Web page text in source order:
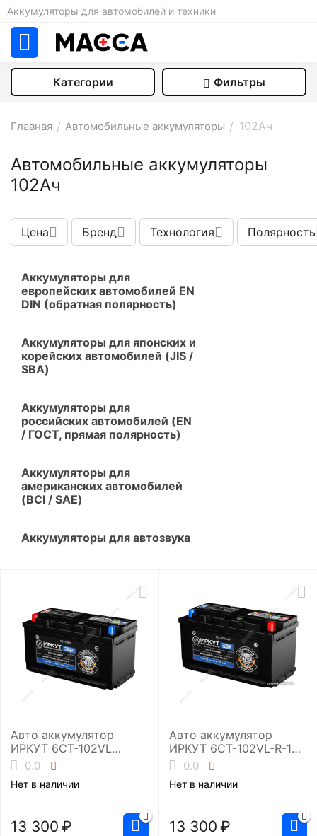
Аккумуляторы для автомобилей и техники
Категории Фильтры
Автомобильные аккумуляторы
102Aч
Главная / Автомобильные аккумуляторы / 102Aч
Цена Бренд Технология Полярность
Аккумуляторы для
европейских автомобилей EN
DIN (обратная полярность)
Аккумуляторы для японских и
корейских автомобилей (JIS /
SBA)
Аккумуляторы для
российских автомобилей (EN
/ ГОСТ, прямая полярность)
Аккумуляторы для
американских автомобилей
(BCI / SAE)
Аккумуляторы для автозвука
Авто аккумулятор
ИРКУТ 6CT-102VL
(UHD-L5RU)
0.0
Нет в наличии
13 300 ₽
Авто аккумулятор
ИРКУТ 6CT-102VL-R-1
(UHD-L5EU)
0.0
Нет в наличии
13 300 ₽